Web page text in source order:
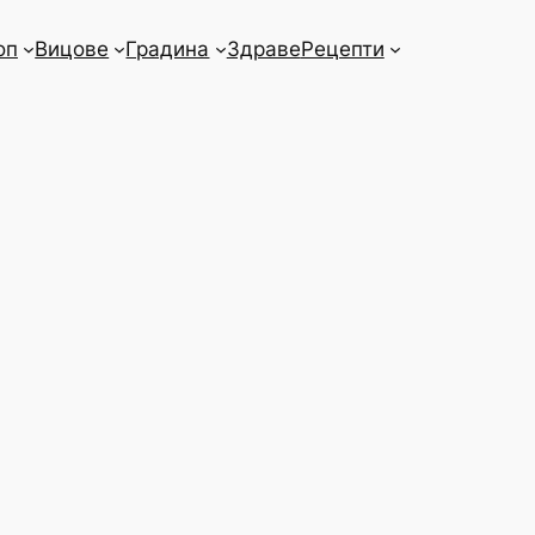
Вицове Градина ЗдравеРецепти